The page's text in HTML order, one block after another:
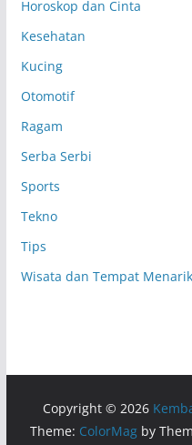
Horoskop dan Cinta
Kesehatan
Kucing
Otomotif
Ragam
Serba Serbi
Sports
Tekno
Tips
Wisata dan Tempat Menarik
Copyright © 2026
Theme: ColorMagby